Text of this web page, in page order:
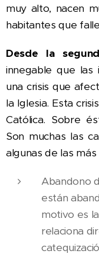
muy alto, nacen
habitantes que
Desde la
innegable que las
una crisis que
la Iglesia. Esta
Católica. Sobre
Son muchas las
algunas de las
Abandono
están
motivo es
relaciona